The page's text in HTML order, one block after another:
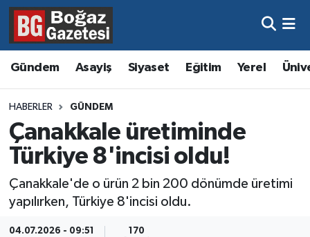
Gündem Asayiş Siyaset Eğitim Yerel
HABERLER GÜNDEM
Çanakkale üretiminde
Türkiye 8'incisi oldu!
Çanakkale'de o ürün 2 bin 200 dönümde üretimi
yapılırken, Türkiye 8'incisi oldu.
04.07.2026 - 09:51 170
Asayiş
Eğitim
Ekonomi
Gündem
Magazin
Hava Durumu
Trafik Durumu
Süper Lig Puan Durumu ve Fikstür
Tüm Manşetler
Haber Arşivi